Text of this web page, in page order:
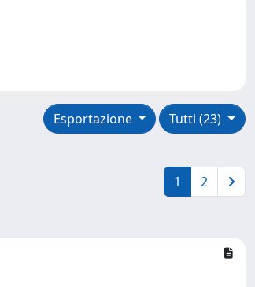
Tutti (23)
Esportazione
1 2